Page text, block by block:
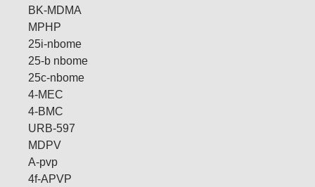
BK-MDMA
MPHP
25i-nbome
25-b nbome
25c-nbome
4-MEC
4-BMC
URB-597
MDPV
A-pvp
4f-APVP